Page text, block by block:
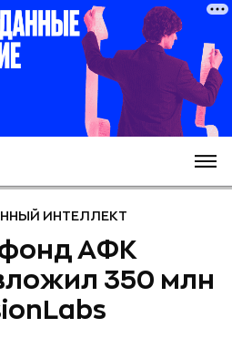
ИНТЕЛЛЕКТ
АФК
350 млн